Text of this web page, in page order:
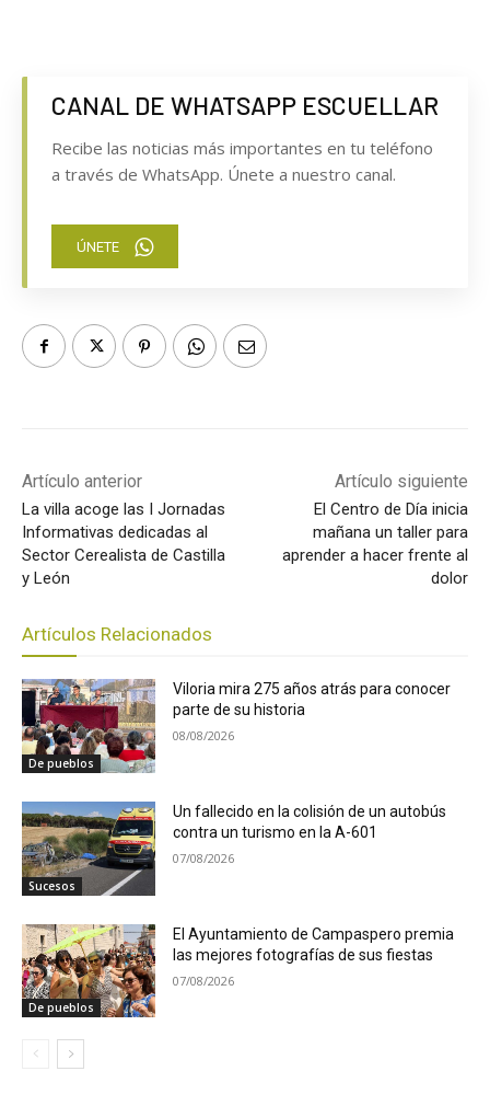
CANAL DE WHATSAPP ESCUELLAR
Recibe las noticias más importantes en tu teléfono
a través de WhatsApp. Únete a nuestro canal.
ÚNETE
Artículo anterior
La villa acoge las I Jornadas
Informativas dedicadas al
Sector Cerealista de Castilla
y León
Artículo siguiente
El Centro de Día inicia
mañana un taller para
aprender a hacer frente al
dolor
Artículos Relacionados
De pueblos
Viloria mira 275 años atrás para conocer
parte de su historia
08/08/2026
Sucesos
Un fallecido en la colisión de un autobús
contra un turismo en la A-601
07/08/2026
De pueblos
El Ayuntamiento de Campaspero premia
las mejores fotografías de sus fiestas
07/08/2026